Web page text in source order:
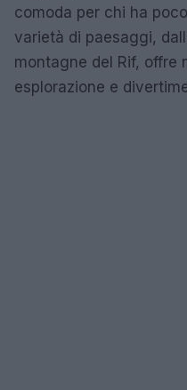
comoda per chi ha
varietà di paesaggi,
montagne del Rif, offre
esplorazione e